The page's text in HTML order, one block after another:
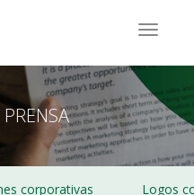
corporativas Logos